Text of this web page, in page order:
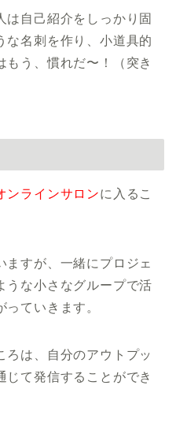
は自己紹介をしっかり固
な名刺を作り、小道具的
もう、慣れだ〜！（突き
ンラインサロンに入るこ
ますが、一緒にプロジェ
うな小さなグループで活
ていきます。
ろは、自分のアウトプッ
じて発信することができ